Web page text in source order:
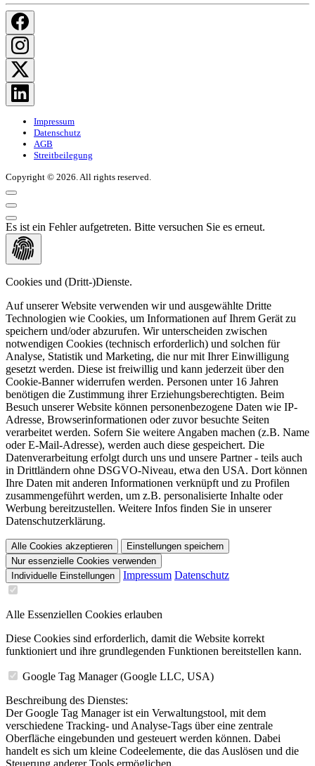
Impressum
Datenschutz
AGB
Streitbeilegung
Copyright © 2026. All rights reserved.
Es ist ein Fehler aufgetreten. Bitte versuchen Sie es erneut.
Cookies und (Dritt-)Dienste.
Auf unserer Website verwenden wir und ausgewählte Dritte
Technologien wie Cookies, um Informationen auf Ihrem Gerät zu
speichern und/oder abzurufen. Wir unterscheiden zwischen
notwendigen Cookies (technisch erforderlich) und solchen für
Analyse, Statistik und Marketing, die nur mit Ihrer Einwilligung
gesetzt werden. Diese ist freiwillig und kann jederzeit über den
Cookie-Banner widerrufen werden. Personen unter 16 Jahren
benötigen die Zustimmung ihrer Erziehungsberechtigten. Beim
Besuch unserer Website können personenbezogene Daten wie IP-
Adresse, Browserinformationen oder zuvor besuchte Seiten
verarbeitet werden. Sofern Sie weitere Angaben machen (z.B. Name
oder E-Mail-Adresse), werden auch diese gespeichert. Die
Datenverarbeitung erfolgt durch uns und unsere Partner - teils auch
in Drittländern ohne DSGVO-Niveau, etwa den USA. Dort können
Ihre Daten mit anderen Informationen verknüpft und zu Profilen
zusammengeführt werden, um z.B. personalisierte Inhalte oder
Werbung bereitzustellen. Weitere Infos finden Sie in unserer
Datenschutzerklärung.
Alle Cookies akzeptieren
Einstellungen speichern
Nur essenzielle Cookies verwenden
Individuelle Einstellungen
Impressum Datenschutz
Alle Essenziellen Cookies erlauben
Diese Cookies sind erforderlich, damit die Website korrekt
funktioniert und ihre grundlegenden Funktionen bereitstellen kann.
Google Tag Manager (Google LLC, USA)
Beschreibung des Dienstes:
Der Google Tag Manager ist ein Verwaltungstool, mit dem
verschiedene Tracking- und Analyse-Tags über eine zentrale
Oberfläche eingebunden und gesteuert werden können. Dabei
handelt es sich um kleine Codeelemente, die das Auslösen und die
Steuerung anderer Tools ermöglichen.